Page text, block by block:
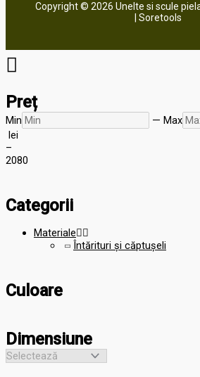
Copyright © 2026 Unelte si scule
| Soretools
Preț
Min — Max
lei
–
2080
Categorii
Materiale
Întărituri și căptușeli
Culoare
Dimensiune